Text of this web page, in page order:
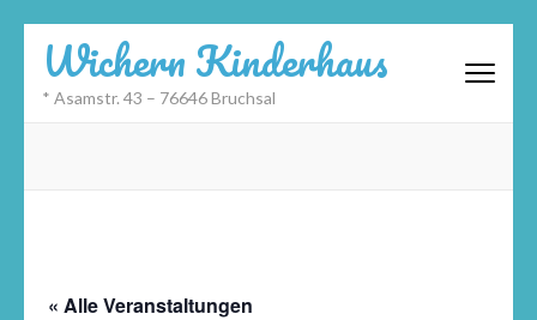
Inhalt
springen
Wichern Kinderhaus
* Asamstr. 43 – 76646 Bruchsal
« Alle Veranstaltungen